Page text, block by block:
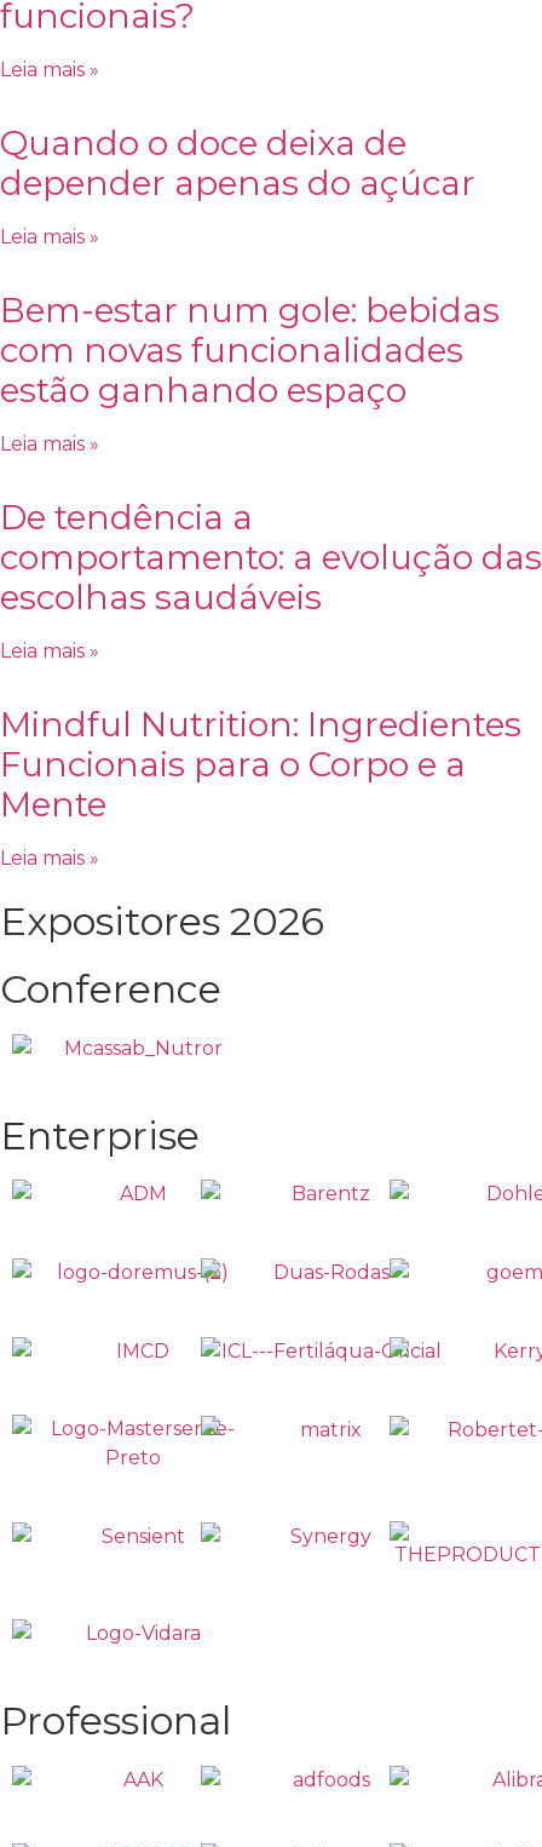
funcionais?
Leia mais »
Quando o doce deixa de
depender apenas do açúcar
Leia mais »
Bem-estar num gole: bebidas
com novas funcionalidades
estão ganhando espaço
Leia mais »
De tendência a
comportamento: a evolução das
escolhas saudáveis
Leia mais »
Mindful Nutrition: Ingredientes
Funcionais para o Corpo e a
Mente
Leia mais »
Expositores 2026
Conference
Enterprise
Professional